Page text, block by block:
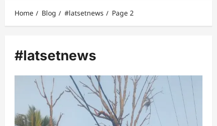
Home Blog #latsetnews Page 2
#latsetnews